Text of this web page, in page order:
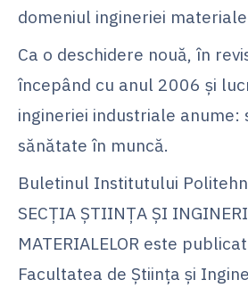
domeniul ingineriei
Ca o deschidere nouă, în
începând cu anul 2006 şi
ingineriei industriale anume:
sănătate în muncă.
Buletinul Institutului
SECŢIA ŞTIINŢA ŞI
MATERIALELOR este
Facultatea de Ştiinţa şi